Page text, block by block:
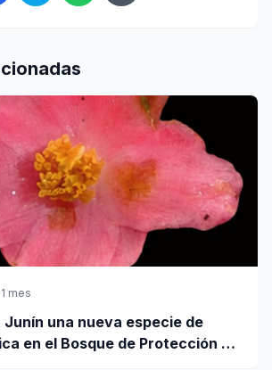
mes
Junín una nueva especie de
en el Bosque de Protección Pui